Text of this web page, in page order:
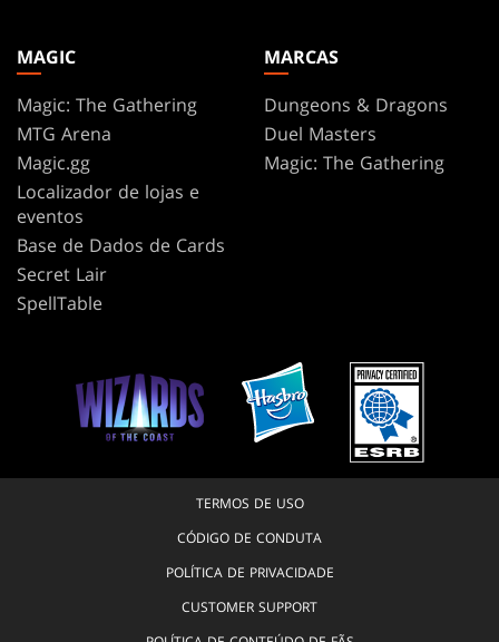
MAGIC
Magic: The Gathering
MTG Arena
Magic.gg
Localizador de lojas e
eventos
Base de Dados de Cards
Secret Lair
SpellTable
MARCAS
Dungeons & Dragons
Duel Masters
Magic: The Gathering
TERMOS DE USO
CÓDIGO DE CONDUTA
POLÍTICA DE PRIVACIDADE
CUSTOMER SUPPORT